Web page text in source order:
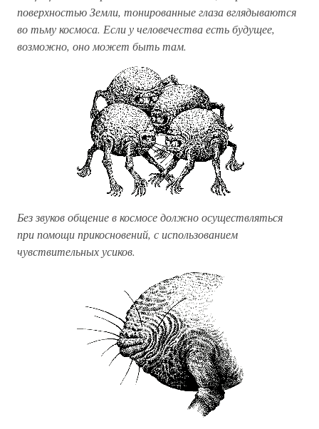
поверхностью Земли, тонированные глаза вглядываются
во тьму космоса. Если у человечества есть будущее,
возможно, оно может быть там.
Без звуков общение в космосе должно осуществляться
при помощи прикосновений, с использованием
чувствительных усиков.